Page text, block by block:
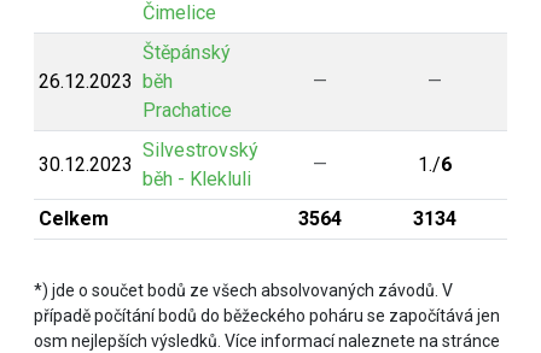
Čimelice
26.12.2023
Štěpánský
běh
Prachatice
— —
30.12.2023
Silvestrovský
běh - Klekluli
— 1./6
Celkem 3564 3134
*) jde o součet bodů ze všech absolvovaných závodů. V
případě počítání bodů do běžeckého poháru se započítává jen
osm nejlepších výsledků. Více informací naleznete na stránce